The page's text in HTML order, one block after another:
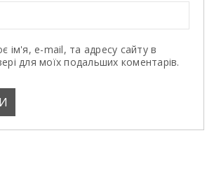
ім'я, e-mail, та адресу сайту в
для моїх подальших коментарів.